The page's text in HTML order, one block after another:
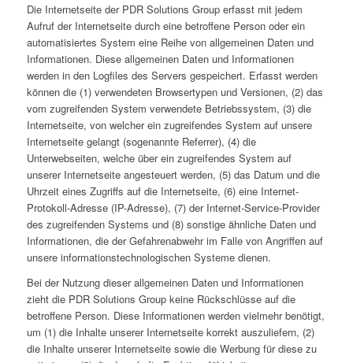
Die Internetseite der PDR Solutions Group erfasst mit jedem
Aufruf der Internetseite durch eine betroffene Person oder ein
automatisiertes System eine Reihe von allgemeinen Daten und
Informationen. Diese allgemeinen Daten und Informationen
werden in den Logfiles des Servers gespeichert. Erfasst werden
können die (1) verwendeten Browsertypen und Versionen, (2) das
vom zugreifenden System verwendete Betriebssystem, (3) die
Internetseite, von welcher ein zugreifendes System auf unsere
Internetseite gelangt (sogenannte Referrer), (4) die
Unterwebseiten, welche über ein zugreifendes System auf
unserer Internetseite angesteuert werden, (5) das Datum und die
Uhrzeit eines Zugriffs auf die Internetseite, (6) eine Internet-
Protokoll-Adresse (IP-Adresse), (7) der Internet-Service-Provider
des zugreifenden Systems und (8) sonstige ähnliche Daten und
Informationen, die der Gefahrenabwehr im Falle von Angriffen auf
unsere informationstechnologischen Systeme dienen.
Bei der Nutzung dieser allgemeinen Daten und Informationen
zieht die PDR Solutions Group keine Rückschlüsse auf die
betroffene Person. Diese Informationen werden vielmehr benötigt,
um (1) die Inhalte unserer Internetseite korrekt auszuliefern, (2)
die Inhalte unserer Internetseite sowie die Werbung für diese zu